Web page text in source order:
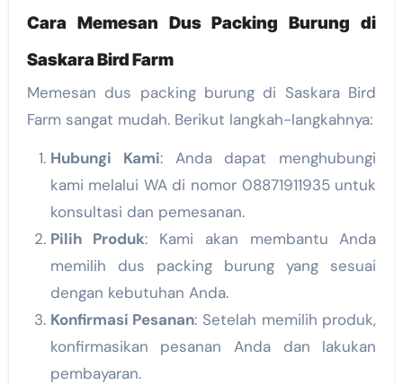
Cara Memesan Dus Packing Burung di
Saskara Bird Farm
Memesan dus packing burung di Saskara Bird
Farm sangat mudah. Berikut langkah-langkahnya:
Hubungi Kami: Anda dapat menghubungi
kami melalui WA di nomor 08871911935 untuk
konsultasi dan pemesanan.
Pilih Produk: Kami akan membantu Anda
memilih dus packing burung yang sesuai
dengan kebutuhan Anda.
Konfirmasi Pesanan: Setelah memilih produk,
konfirmasikan pesanan Anda dan lakukan
pembayaran.